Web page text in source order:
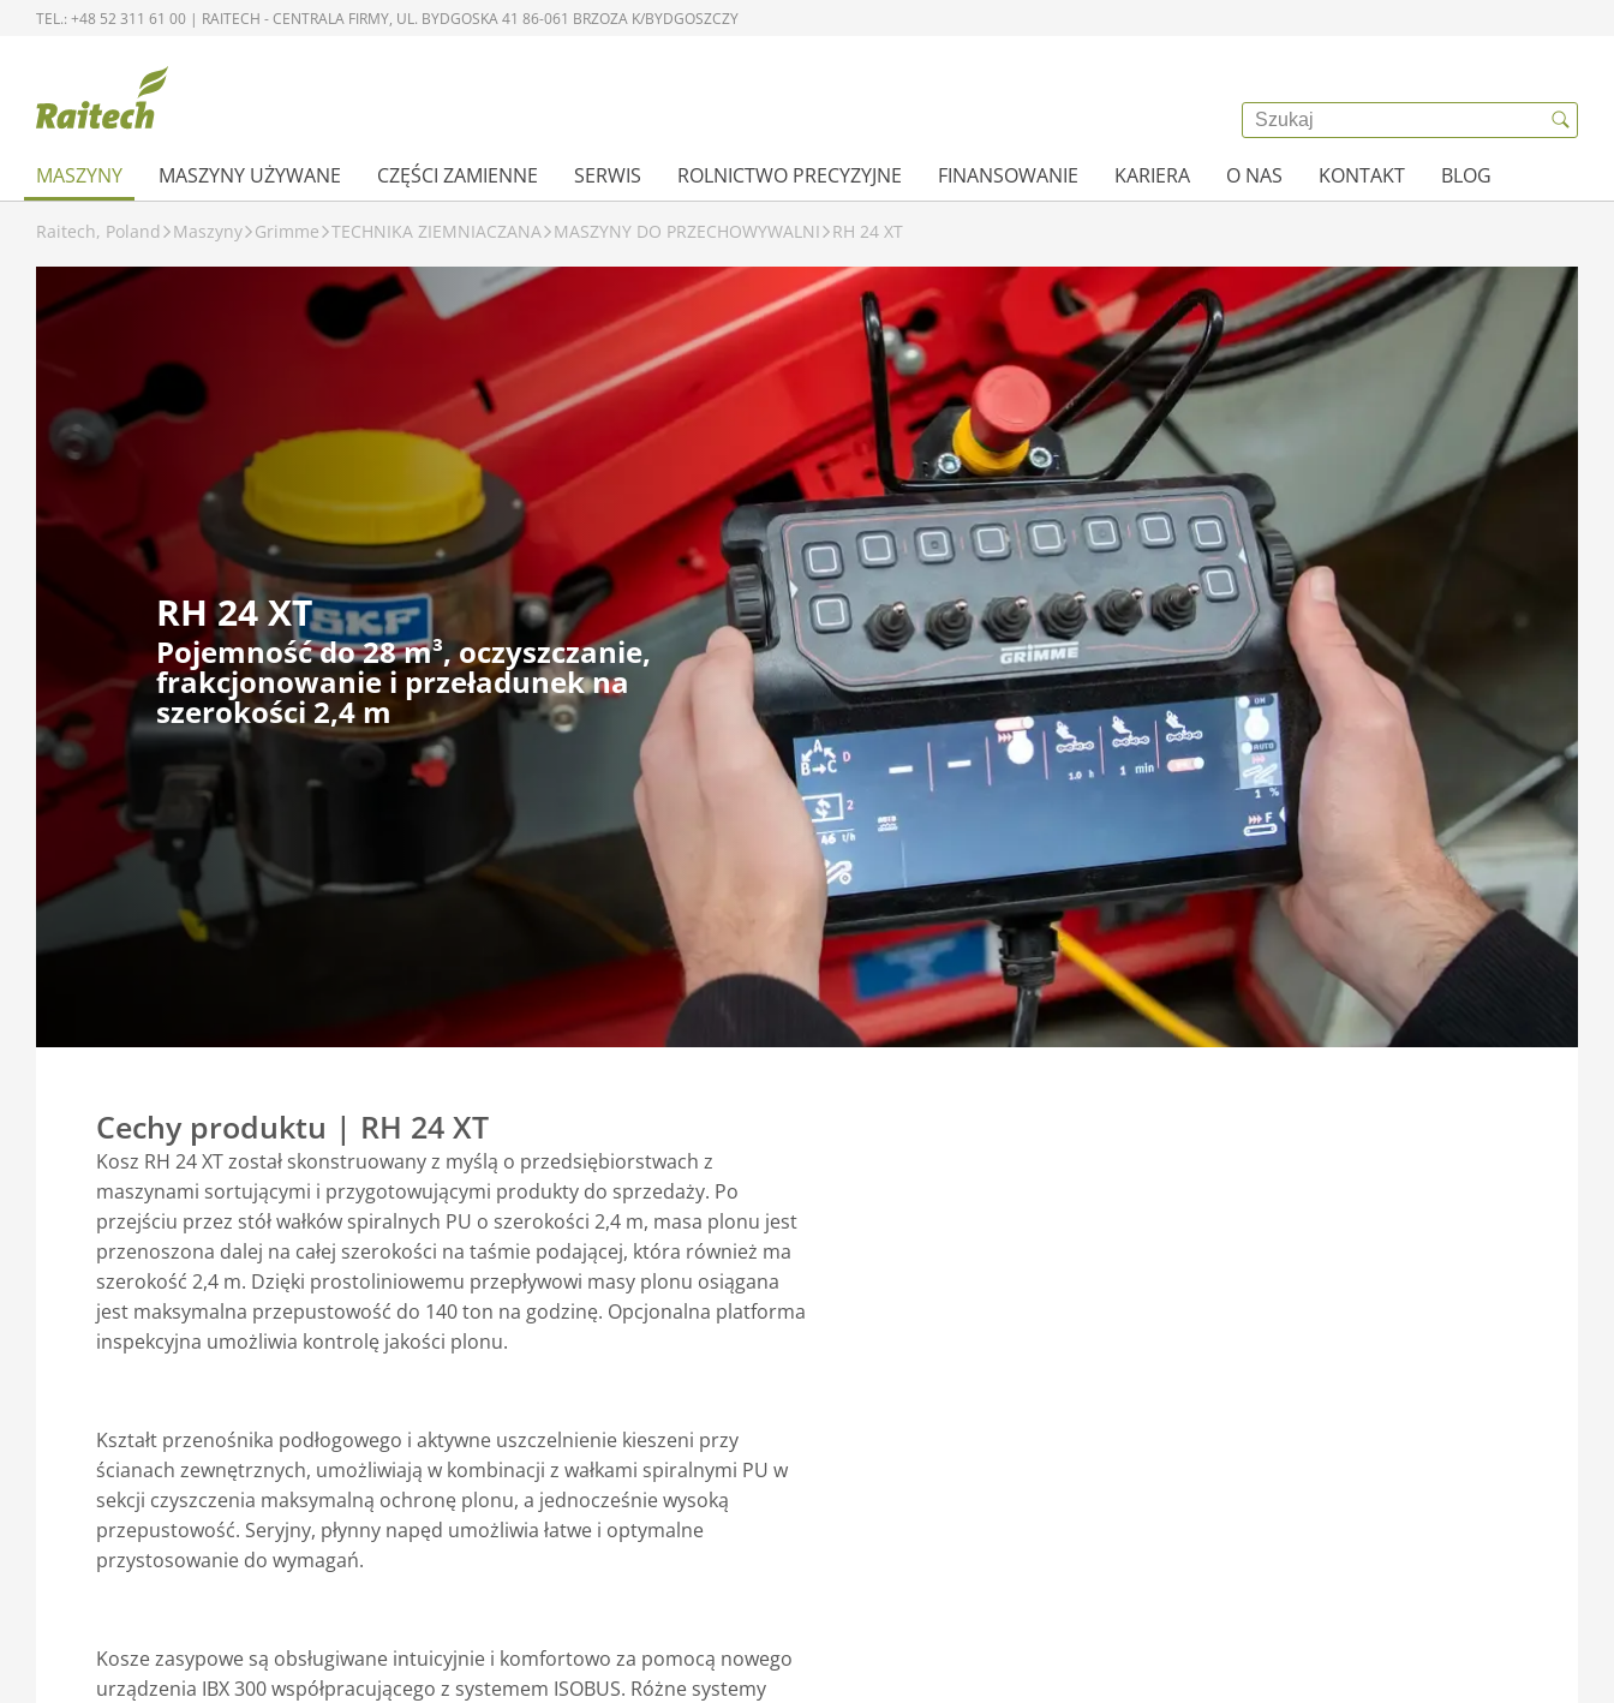
TEL.: +48 52 311 61 00 | RAITECH - CENTRALA FIRMY, UL. BYDGOSKA 41 86-061 BRZOZA K/BYDGOSZCZY
MASZYNY MASZYNY UŻYWANE CZĘŚCI ZAMIENNE SERWIS ROLNICTWO PRECYZYJNE FINANSOWANIE KARIERA O NAS KONTAKT BLOG
Raitech, Poland Maszyny Grimme TECHNIKA ZIEMNIACZANA MASZYNY DO PRZECHOWYWALNI RH 24 XT
RH 24 XT
Pojemność do 28 m³, oczyszczanie,
frakcjonowanie i przeładunek na
szerokości 2,4 m
Cechy produktu | RH 24 XT
Kosz RH 24 XT został skonstruowany z myślą o przedsiębiorstwach z
maszynami sortującymi i przygotowującymi produkty do sprzedaży. Po
przejściu przez stół wałków spiralnych PU o szerokości 2,4 m, masa plonu jest
przenoszona dalej na całej szerokości na taśmie podającej, która również ma
szerokość 2,4 m. Dzięki prostoliniowemu przepływowi masy plonu osiągana
jest maksymalna przepustowość do 140 ton na godzinę. Opcjonalna platforma
inspekcyjna umożliwia kontrolę jakości plonu.
Kształt przenośnika podłogowego i aktywne uszczelnienie kieszeni przy
ścianach zewnętrznych, umożliwiają w kombinacji z wałkami spiralnymi PU w
sekcji czyszczenia maksymalną ochronę plonu, a jednocześnie wysoką
przepustowość. Seryjny, płynny napęd umożliwia łatwe i optymalne
przystosowanie do wymagań.
Kosze zasypowe są obsługiwane intuicyjnie i komfortowo za pomocą nowego
urządzenia IBX 300 współpracującego z systemem ISOBUS. Różne systemy